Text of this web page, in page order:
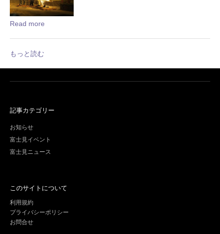
Read more
もっと読む
記事カテゴリー
お知らせ
富士見イベント
富士見ニュース
このサイトについて
利用規約
プライバシーポリシー
お問合せ